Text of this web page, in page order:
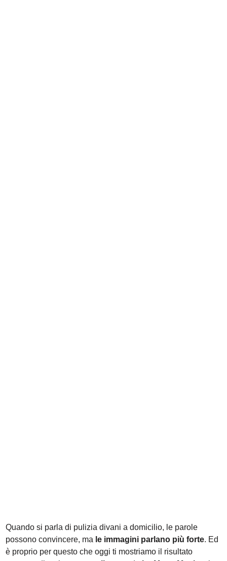
Quando si parla di pulizia divani a domicilio, le parole
possono convincere, ma le immagini parlano più forte. Ed
è proprio per questo che oggi ti mostriamo il risultato